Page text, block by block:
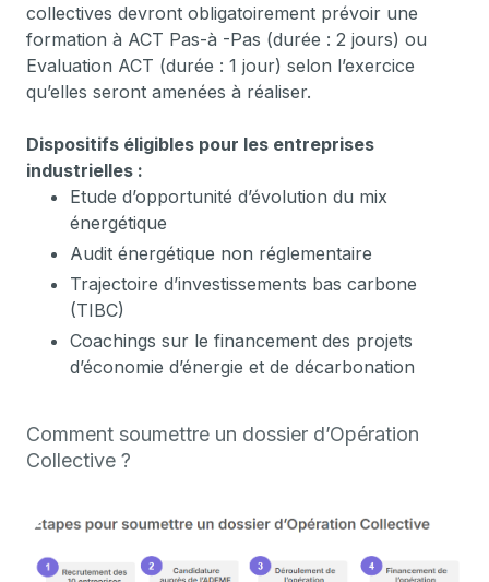
collectives devront obligatoirement prévoir une
formation à ACT Pas-à -Pas (durée : 2 jours) ou
Evaluation ACT (durée : 1 jour) selon l’exercice
qu’elles seront amenées à réaliser.
Dispositifs éligibles pour les entreprises
industrielles :
Etude d’opportunité d’évolution du mix
énergétique
Audit énergétique non réglementaire
Trajectoire d’investissements bas carbone
(TIBC)
Coachings sur le financement des projets
d’économie d’énergie et de décarbonation
Comment soumettre un dossier d’Opération
Collective ?